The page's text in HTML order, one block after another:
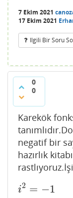
7 Ekim 2021
17 Ekim 2021
Ilgili Bir Soru
0
0
Karekök
negatif bir
hazırlık
i2 = −1
2= −1